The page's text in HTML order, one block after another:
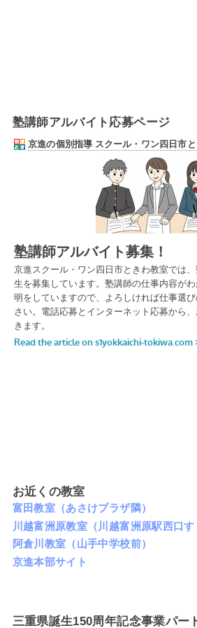
塾講師アルバイト応募ページ
お近くの教室
富田教室（あさけプラザ隣）
川越富洲原教室（川越富洲原駅西口す
阿倉川教室（山手中学校前）
京進本部サイト
三重県誕生150周年記念事業パー